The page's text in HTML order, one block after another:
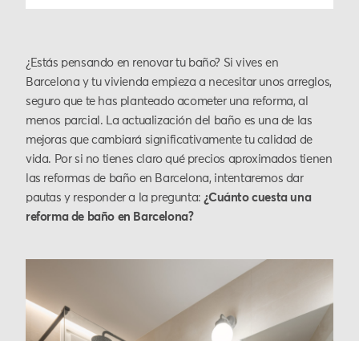
¿Estás pensando en renovar tu baño? Si vives en
Barcelona y tu vivienda empieza a necesitar unos arreglos,
seguro que te has planteado acometer una reforma, al
menos parcial. La actualización del baño es una de las
mejoras que cambiará significativamente tu calidad de
vida. Por si no tienes claro qué precios aproximados tienen
las reformas de baño en Barcelona, intentaremos dar
pautas y responder a la pregunta: ¿Cuánto cuesta una
reforma de baño en Barcelona?